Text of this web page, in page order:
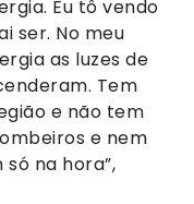
Eu tô vendo
ser. No meu
as luzes de
Tem
e não tem
e nem
na hora”,